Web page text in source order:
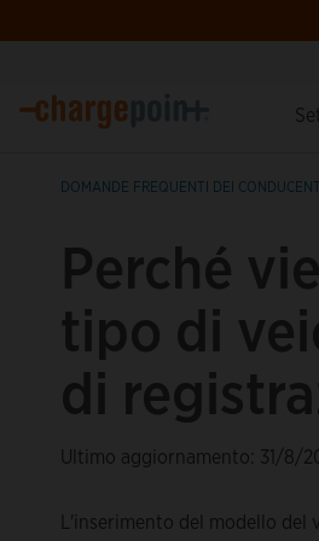
DOMANDE FREQUENTI DEI
Perché
tipo di
di
Ultimo aggiornamento: 31/8/
L'inserimento del modello